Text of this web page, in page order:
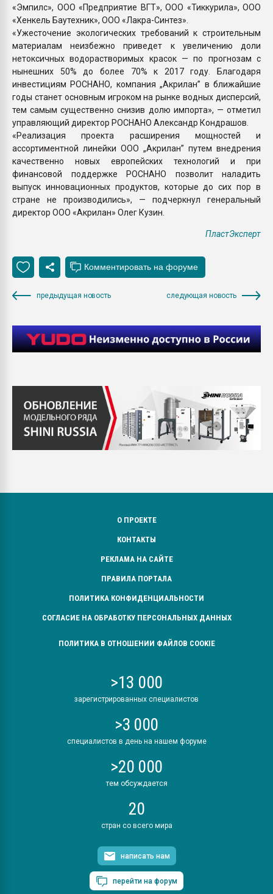
«Эмпилс», ООО «Предприятие ВГТ», ООО «Тиккурила», ООО
«Хенкель Баутехник», ООО «Лакра-Синтез».
«Ужесточение экологических требований к строительным
материалам неизбежно приведет к увеличению доли
нетоксичных водорастворимых красок — по прогнозам с
нынешних 50% до более 70% к 2017 году. Благодаря
инвестициям РОСНАНО, компания „Акрилан” в ближайшие
годы станет основным игроком на рынке водных дисперсий,
тем самым существенно снизив долю импорта», — отметил
управляющий директор РОСНАНО Александр Кондрашов.
«Реализация проекта расширения мощностей и
ассортиментной линейки ООО „Акрилан” путем внедрения
качественно новых европейских технологий и при
финансовой поддержке РОСНАНО позволит наладить
выпуск инновационных продуктов, которые до сих пор в
стране не производились», — подчеркнул генеральный
директор ООО «Акрилан» Олег Кузин.
ПластЭксперт
предыдущая новость следующая новость
О ПРОЕКТЕ
КОНТАКТЫ
РЕКЛАМА НА САЙТЕ
ПРАВИЛА ПОРТАЛА
ПОЛИТИКА КОНФИДЕНЦИАЛЬНОСТИ
СОГЛАСИЕ НА ОБРАБОТКУ ПЕРСОНАЛЬНЫХ ДАННЫХ
ПОЛИТИКА В ОТНОШЕНИИ ФАЙЛОВ COOKIE
>13 000
зарегистрированных специалистов
>3 000
специалистов в день на нашем форуме
>20 000
тем обсуждается
20
стран со всего мира
написать нам
перейти на форум